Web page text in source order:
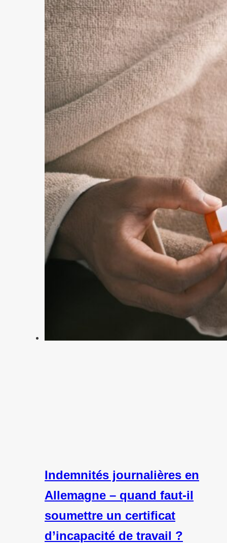
Indemnités journalières en
Allemagne – quand faut-il
soumettre un certificat
d’incapacité de travail ?